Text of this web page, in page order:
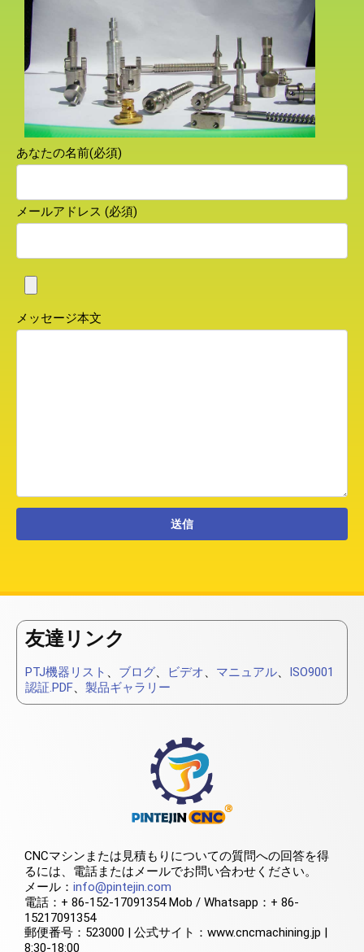
あなたの名前(必須)
メールアドレス (必須)
メッセージ本文
友達リンク
PTJ機器リスト 、 ブログ、 ビデオ、 マニュアル、 ISO9001
認証.PDF、 製品ギャラリー
CNCマシンまたは見積もりについての質問への回答を得
るには、電話またはメールでお問い合わせください。
メール： info@pintejin.com
電話：+ 86-152-17091354 Mob / Whatsapp：+ 86-
15217091354
郵便番号：523000 | 公式サイト：www.cncmachining.jp |
8:30-18:00